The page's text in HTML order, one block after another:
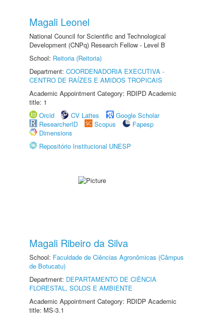
Magali Leonel
National Council for Scientific and Technological
Development (CNPq) Research Fellow - Level B
School: Reitoria (Reitoria)
Department: COORDENADORIA EXECUTIVA -
CENTRO DE RAÍZES E AMIDOS TROPICAIS
Academic Appointment Category: RDIPD Academic
title: 1
Orcid
CV Lattes
Google Scholar
ResearcherID
Scopus
Fapesp
Dimensions
Repositório Institucional UNESP
Magali Ribeiro da Silva
School: Faculdade de Ciências Agronômicas (Câmpus
de Botucatu)
Department: DEPARTAMENTO DE CIÊNCIA
FLORESTAL, SOLOS E AMBIENTE
Academic Appointment Category: RDIDP Academic
title: MS-3.1